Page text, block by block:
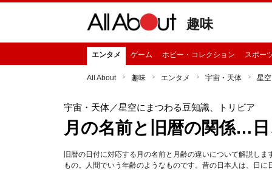
趣味
エンタメ ゲーム ホビー・コレクション スポー
All About 趣味 エンタメ 宇宙・天体 星
宇宙・天体／星空にまつわる豆知識、トリビア
月の名前と旧暦の関係…
旧暦の日付に対応する月の名前と月齢の違いについて解説し
もの。人間でいう年齢のようなものです。昔の日本人は、日